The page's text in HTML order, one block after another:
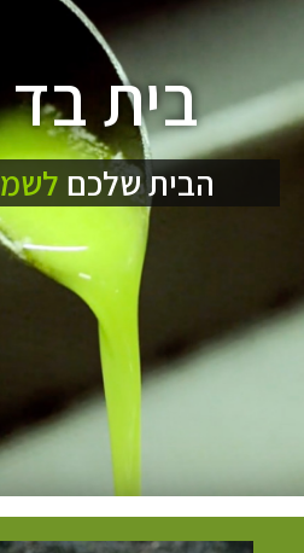
בית בד
הבית שלכם